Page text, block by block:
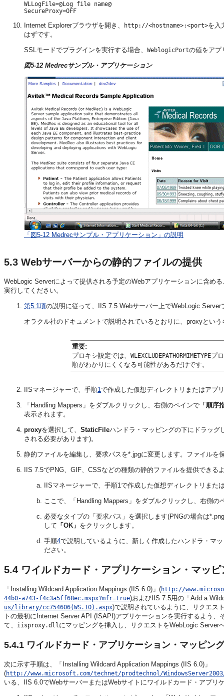
WLLogFile=@Log file name@
Internet Explorerブラウザを開き、 http://<hostname>:<port>を入
はずです。
SSLモードでプラグインを実行する場合、 WeblogicPortの値をアプ
図5-12 Medrecサンプル・アプリケーション
「図5-12 Medrecサンプル・アプリケーション」の説明
5.3 Webサーバーからの静的ファイルの提供
WebLogic Serverによって提供される予定のWebアプリケーションに含め
実行してください。
第5.1項の説明に従って、IIS 7.5 Webサーバー上でWebLogic
オラクル社のドキュメントで説明されているとおりに、proxyとい
重要:
プロキシ設定では、 WLEXCLUDEPATHORMIMETYPEプ
順がわかりにくくなる可能性があるだけです。
IISマネージャーで、手順1で作成した仮想ディレクトリまたはアプ
「Handling Mappers」をダブルクリックし、右側のペインで 「順序
表示されます。
proxyを選択して、 StaticFileハンドラ・マッピングの下にドラッグ
される必要があります)。
静的ファイルを編集し、要求パスを*.jpgに変更します。ファイルを
IIS 7.5でPNG、GIF、CSSなどの種類の静的ファイルを提供できる
IISマネージャーで、手順1で作成した仮想ディレクトリま
ここで、「Handling Mappers」をダブルクリックし、右側の
必要なタイプの「要求パス」を選択します(PNGの場合は
して 「OK」 をクリックします。
手順4で説明しているように、新しく作成したハンドラ・マ
ださい。
5.4 ワイルドカード・アプリケーション・マッ
「Installing Wildcard Application Mappings (IIS 6.0)」(http://
44b0-a743-f4c3a5ff68ec.mspx?mfr=true)およびIIS 7.5用の「Add a
us/library/cc754606(WS.10).aspx)で説明されているように、リクエス
トの最初にInternet Server API (ISAPI)アプリケーションを実行するよう
て、
iisproxy.dllにマッピングを挿入し、リクエストをWebLogic Server
5.4.1 ワイルドカード・アプリケーション・マッピン
次に示す手順は、「Installing Wildcard Application Mappings (IIS 6.0)」
(http://www.microsoft.com/technet/prodtechnol/
いる、IIS 6.0でWebサーバーまたはWebサイトにワイルドカード・アプ